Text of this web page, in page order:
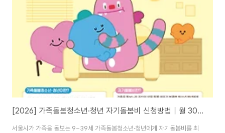
2,564,238원이면,150%는 2,564,238 × 1.5 = 3,846,357..
[2026] 가족돌봄청소년·청년 자기돌봄비 신청방법｜월 30만원(고부담 40만원) 최대 8개월
서울시가 가족을 돌보는 9~39세 가족돌봄청소년·청년에게 자기돌봄비를 최